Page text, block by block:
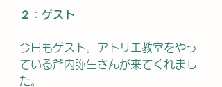
２：ゲスト
今日もゲスト。アトリエ教室をやっ
ている斧内弥生さんが来てくれまし
た。